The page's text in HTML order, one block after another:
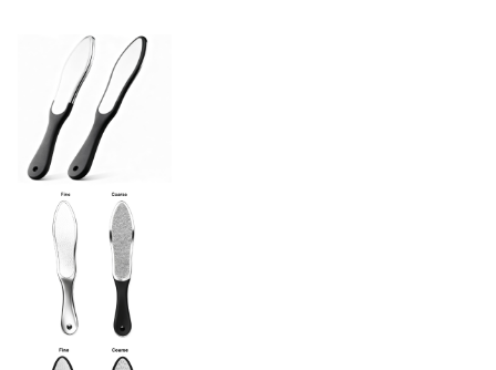
Grenzqualität
Verfahren
Industrie